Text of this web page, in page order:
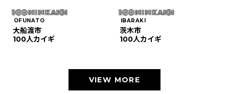
OFUNATO
大船渡市
100人カイギ
IBARAKI
茨木市
100人カイギ
VIEW MORE